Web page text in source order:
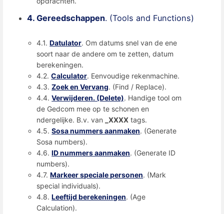
4. Gereedschappen. (Tools and Functions)
4.1.Datulator. Om datums snel van de ene
soort naar de andere om te zetten, datum
berekeningen.
4.2.Calculator. Eenvoudige rekenmachine.
4.3.Zoek en Vervang. (Find / Replace).
4.4.Verwijderen. (Delete). Handige tool om
de Gedcom mee op te schonen en
ndergelijke. B.v. van
_XXXX tags.
4.5.Sosa nummers aanmaken. (Generate
Sosa numbers).
4.6.ID nummers aanmaken. (Generate ID
numbers).
4.7.Markeer speciale personen. (Mark
special individuals).
4.8.Leeftijd berekeningen. (Age
Calculation).